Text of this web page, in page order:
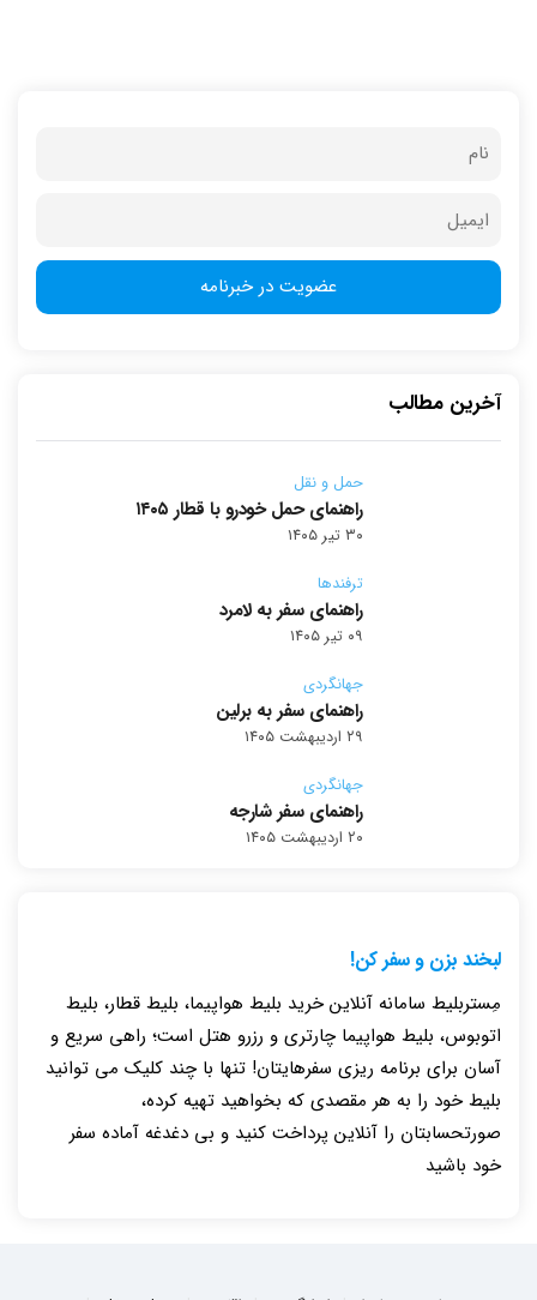
آخرین مطالب
حمل و نقل
راهنمای حمل خودرو با قطار ۱۴۰۵
۳۰ تیر ۱۴۰۵
ترفندها
راهنمای سفر به لامرد
۰۹ تیر ۱۴۰۵
جهانگردی
راهنمای سفر به برلین
۲۹ اردیبهشت ۱۴۰۵
جهانگردی
راهنمای سفر شارجه
۲۰ اردیبهشت ۱۴۰۵
لبخند بزن و سفر کن!
مِستربلیط سامانه آنلاین خرید بلیط هواپیما، بلیط قطار، بلیط
اتوبوس، بلیط هواپیما چارتری و رزرو هتل است؛ راهی سریع و
آسان برای برنامه ریزی سفرهایتان! تنها با چند کلیک می توانید
بلیط خود را به هر مقصدی که بخواهید تهیه کرده،
صورتحسابتان را آنلاین پرداخت کنید و بی دغدغه آماده سفر
خود باشید